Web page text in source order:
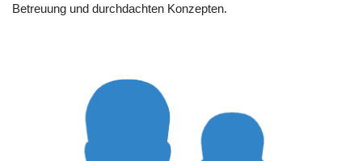
Betreuung und durchdachten Konzepten.